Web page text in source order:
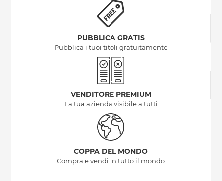
PUBBLICA GRATIS
Pubblica i tuoi titoli gratuitamente
VENDITORE PREMIUM
La tua azienda visibile a tutti
COPPA DEL MONDO
Compra e vendi in tutto il mondo